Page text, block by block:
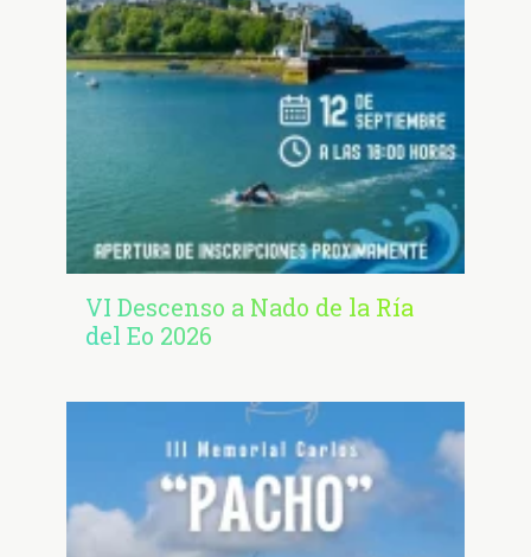
VI Descenso a Nado de la Ría
del Eo 2026